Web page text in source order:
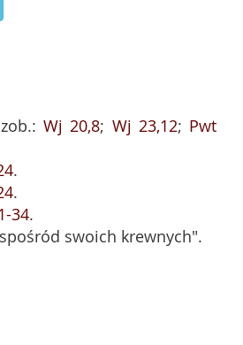
zob.:Wj 20,8; Wj 23,12; Pwt
.
.
34.
swoich krewnych".